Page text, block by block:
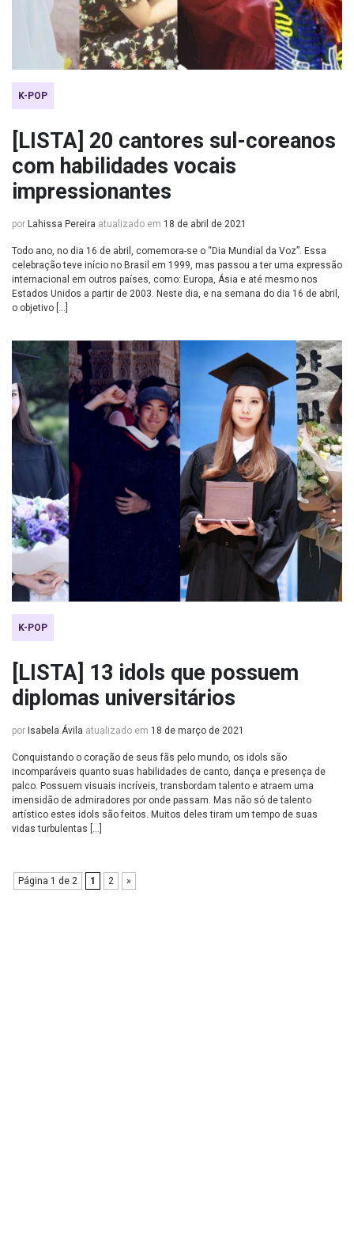
K-POP
[LISTA] 20 cantores sul-coreanos
com habilidades vocais
impressionantes
por Lahissa Pereira atualizado em 18 de abril de 2021
Todo ano, no dia 16 de abril, comemora-se o “Dia Mundial da Voz”. Essa
celebração teve início no Brasil em 1999, mas passou a ter uma expressão
internacional em outros países, como: Europa, Ásia e até mesmo nos
Estados Unidos a partir de 2003. Neste dia, e na semana do dia 16 de abril,
o objetivo […]
K-POP
[LISTA] 13 idols que possuem
diplomas universitários
por Isabela Ávila atualizado em 18 de março de 2021
Conquistando o coração de seus fãs pelo mundo, os idols são
incomparáveis quanto suas habilidades de canto, dança e presença de
palco. Possuem visuais incríveis, transbordam talento e atraem uma
imensidão de admiradores por onde passam. Mas não só de talento
artístico estes idols são feitos. Muitos deles tiram um tempo de suas
vidas turbulentas […]
Página 1 de 2 1 2 »